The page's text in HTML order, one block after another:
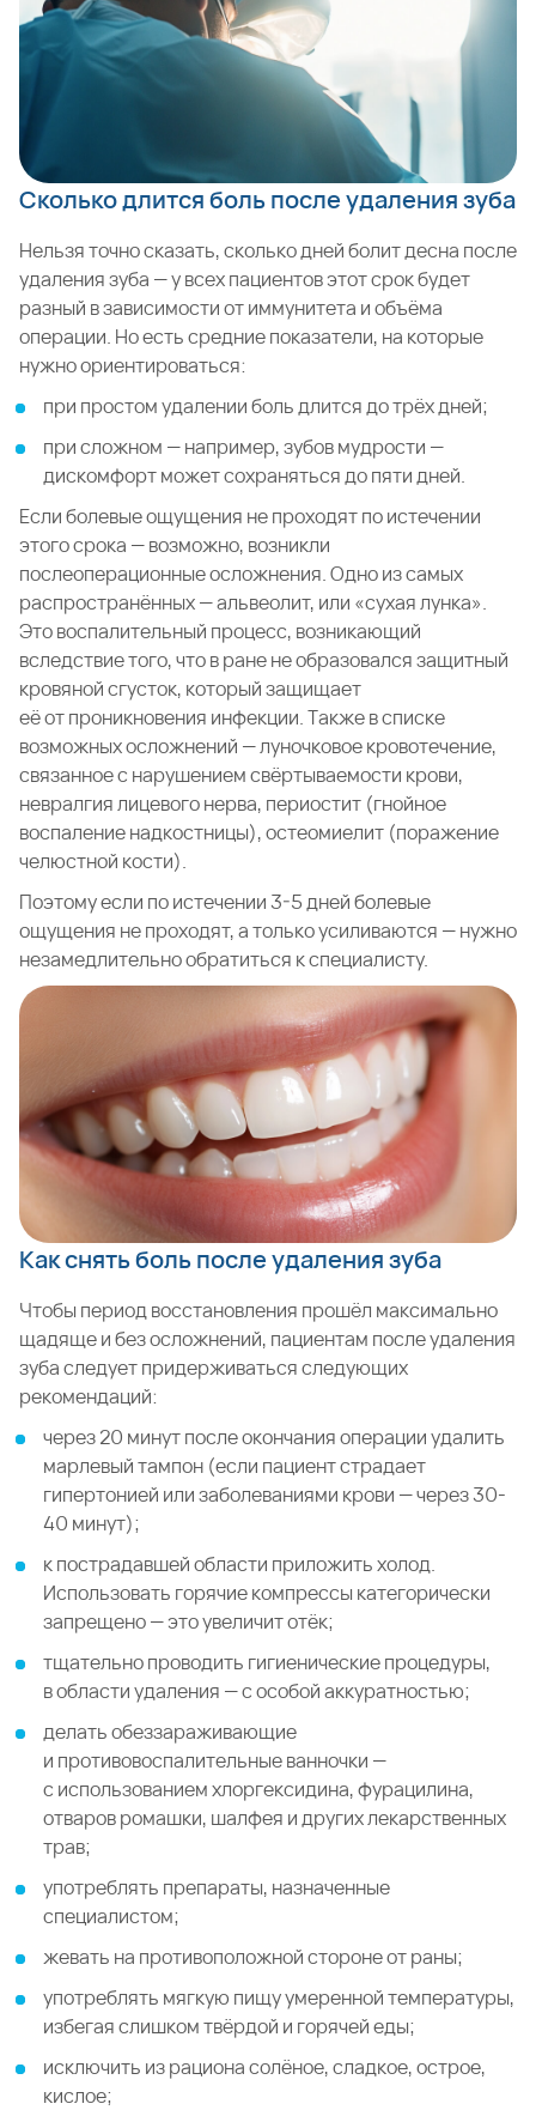
Сколько длится боль после удаления зуба
Нельзя точно сказать, сколько дней болит десна после
удаления зуба — у всех пациентов этот срок будет
разный в зависимости от иммунитета и объёма
операции. Но есть средние показатели, на которые
нужно ориентироваться:
при простом удалении боль длится до трёх дней;
при сложном — например, зубов мудрости —
дискомфорт может сохраняться до пяти дней.
Если болевые ощущения не проходят по истечении
этого срока — возможно, возникли
послеоперационные осложнения. Одно из самых
распространённых — альвеолит, или «сухая лунка».
Это воспалительный процесс, возникающий
вследствие того, что в ране не образовался защитный
кровяной сгусток, который защищает
её от проникновения инфекции. Также в списке
возможных осложнений — луночковое кровотечение,
связанное с нарушением свёртываемости крови,
невралгия лицевого нерва, периостит (гнойное
воспаление надкостницы), остеомиелит (поражение
челюстной кости).
Поэтому если по истечении 3-5 дней болевые
ощущения не проходят, а только усиливаются — нужно
незамедлительно обратиться к специалисту.
Как снять боль после удаления зуба
Чтобы период восстановления прошёл максимально
щадяще и без осложнений, пациентам после удаления
зуба следует придерживаться следующих
рекомендаций:
через 20 минут после окончания операции удалить
марлевый тампон (если пациент страдает
гипертонией или заболеваниями крови — через 30-
40 минут);
к пострадавшей области приложить холод.
Использовать горячие компрессы категорически
запрещено — это увеличит отёк;
тщательно проводить гигиенические процедуры,
в области удаления — с особой аккуратностью;
делать обеззараживающие
и противовоспалительные ванночки —
с использованием хлоргексидина, фурацилина,
отваров ромашки, шалфея и других лекарственных
трав;
употреблять препараты, назначенные
специалистом;
жевать на противоположной стороне от раны;
употреблять мягкую пищу умеренной температуры,
избегая слишком твёрдой и горячей еды;
исключить из рациона солёное, сладкое, острое,
кислое;